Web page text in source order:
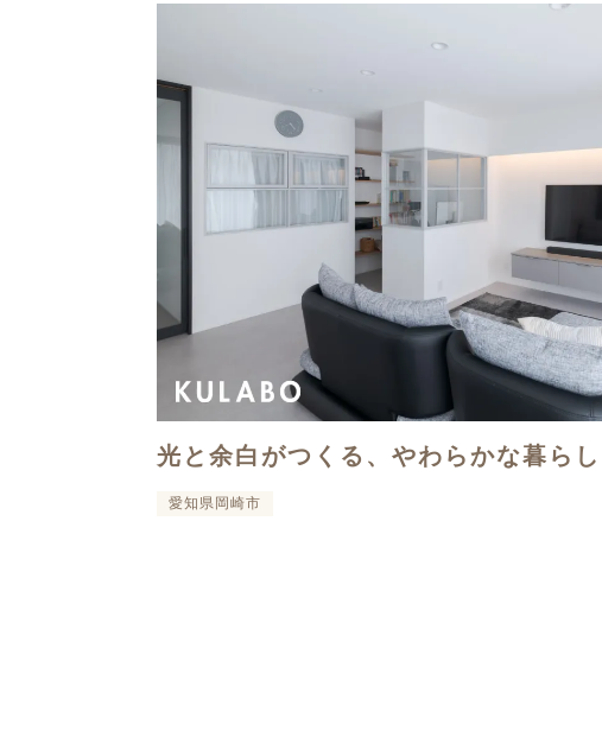
光と余白がつくる、やわらかな暮らし
愛知県岡崎市